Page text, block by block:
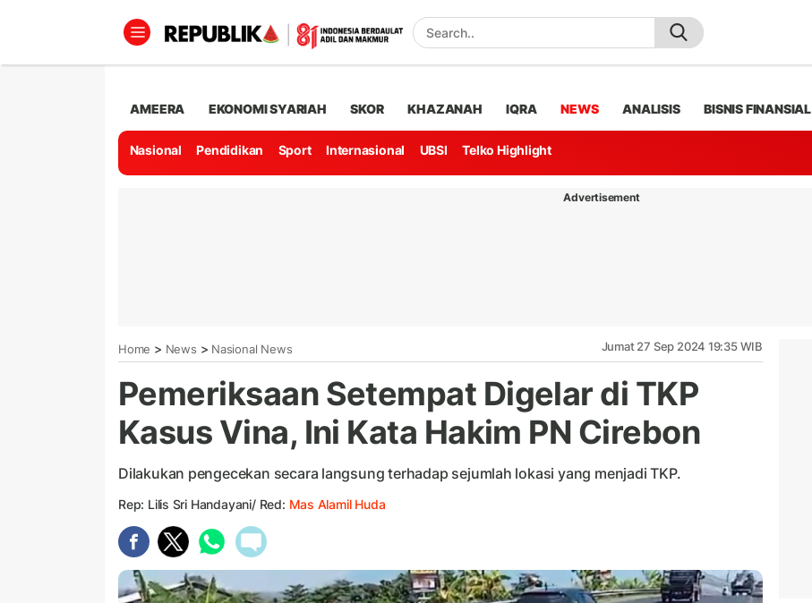
AMEERA EKONOMI SYARIAH SKOR KHAZANAH IQRA NEWS ANALISIS BISNIS FINANSIAL
Nasional Pendidikan Sport Internasional UBSI Telko Highlight
Advertisement
Home > News > Nasional News Jumat 27 Sep 2024 19:35 WIB
Pemeriksaan Setempat Digelar di TKP
Kasus Vina, Ini Kata Hakim PN Cirebon
Dilakukan pengecekan secara langsung terhadap sejumlah lokasi yang menjadi TKP.
Rep: Lilis Sri Handayani/ Red: Mas Alamil Huda